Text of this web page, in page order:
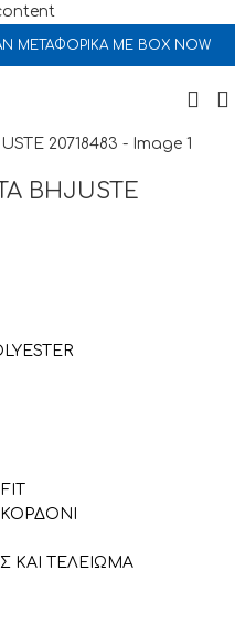
ΜΕΤΑΦΟΡΙΚΑ ΜΕ BOX NOW
BHJUSTE
ΚΑΙ ΤΕΛΕΙΩΜΑ